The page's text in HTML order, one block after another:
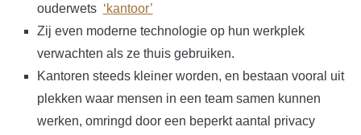
ouderwets ‘kantoor’
Zij even moderne technologie op hun werkplek
verwachten als ze thuis gebruiken.
Kantoren steeds kleiner worden, en bestaan vooral uit
plekken waar mensen in een team samen kunnen
werken, omringd door een beperkt aantal privacy